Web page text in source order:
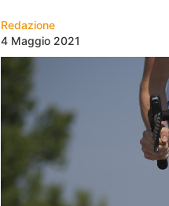
Redazione
4 Maggio 2021